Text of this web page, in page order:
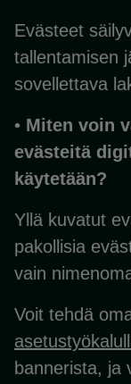
Evästeet
tallentamisen
sovellettava
• Miten voin
evästeitä
käytetään?
Yllä kuvatut
pakollisia
vain
Voit tehdä
bannerista, ja